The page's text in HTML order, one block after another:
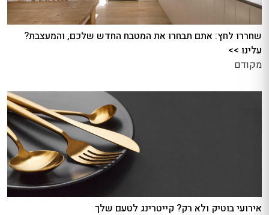
שחררו לחץ: אתם תבחרו את המטבח החדש שלכם, והמעצבת?
עלינו >>
מקודם
אירועי בוטיק ולא רק? קייטרינג לטעם שלך